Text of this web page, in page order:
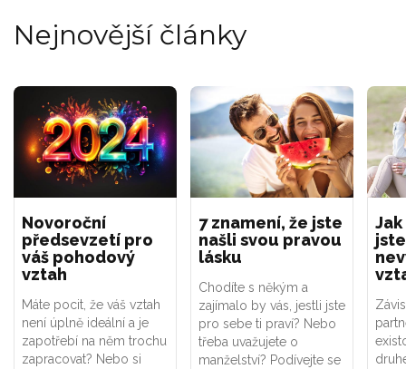
Nejnovější články
Novoroční
předsevzetí pro
váš pohodový
vztah
Máte pocit, že váš vztah
není úplně ideální a je
zapotřebí na něm trochu
zapracovat? Nebo si
7 znamení, že jste
našli svou pravou
lásku
Chodíte s někým a
zajímalo by vás, jestli jste
pro sebe ti praví? Nebo
třeba uvažujete o
manželství? Podívejte se